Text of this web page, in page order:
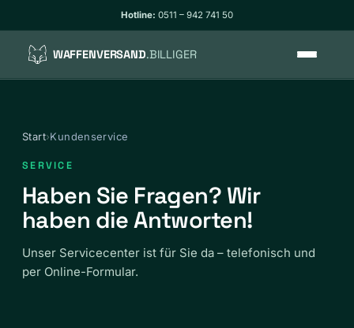
Hotline: 0511 – 942 741 50
WAFFENVERSAND.BILLIGER
Tarife
WaffG-konform
Verpackung
Track & Trace
Start›Kundenservice
SERVICE
Haben Sie Fragen? Wir
haben die Antworten!
Unser Servicecenter ist für Sie da – telefonisch und
per Online-Formular.